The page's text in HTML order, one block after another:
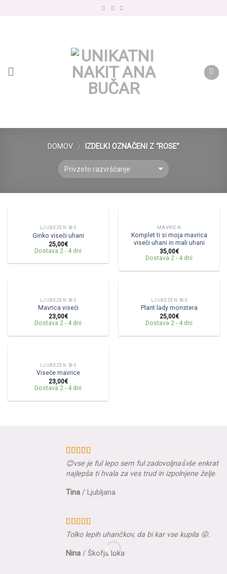
DOMOV / IZDELKI OZNAČENI Z “ROSE”
LJUBEZEN 365
Ginko viseči uhani
25,00€
Dostava 2 - 4 dni
MAVRICA
Komplet ti si moja mavrica
viseči uhani in mali uhani
35,00€
Dostava 2 - 4 dni
LJUBEZEN 365
Mavrica viseči
23,00€
Dostava 2 - 4 dni
LJUBEZEN 365
Plant lady monstera
25,00€
Dostava 2 - 4 dni
LJUBEZEN 365
Viseče mavrice
23,00€
Dostava 2 - 4 dni
😊vse je ful lepo sem ful zadovoljna👍še enkrat
najlepša ti hvala za ves trud in izpolnjene želje.
Tina /Ljubljana
Tolko lepih uhančkov, da bi kar vse kupila 😝.
Nina /Škofja loka